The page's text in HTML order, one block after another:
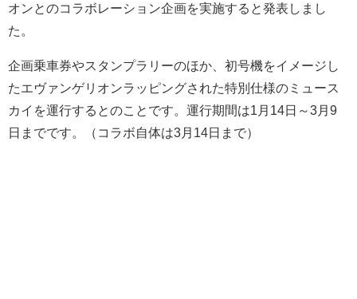
オンとのコラボレーション企画を実施すると発表しまし
た。
企画乗車券やスタンプラリーのほか、初号機をイメージし
たエヴァンゲリオンラッピングされた特別仕様のミュース
カイを運行するとのことです。運行期間は1月14日～3月9
日までです。（コラボ自体は3月14日まで）